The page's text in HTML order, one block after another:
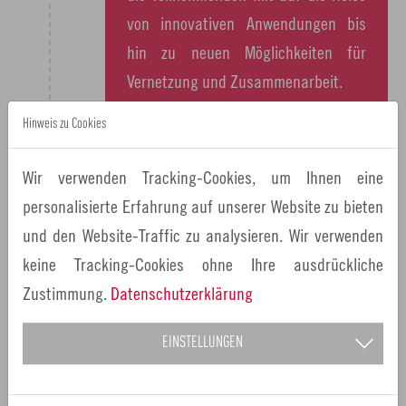
von innovativen Anwendungen bis
hin zu neuen Möglichkeiten für
Vernetzung und Zusammenarbeit.
NOVEMBER 17, 2025 - 16:00
Session 2 | How to spot and beat
Videospielentwicklung - ein
Hinweis zu Cookies
Wir verwenden Tracking-Cookies, um Ihnen eine
personalisierte Erfahrung auf unserer Website zu bieten
und den Website-Traffic zu analysieren. Wir verwenden
keine Tracking-Cookies ohne Ihre ausdrückliche
Zustimmung. Datenschutzerklärung
EINSTELLUNGEN